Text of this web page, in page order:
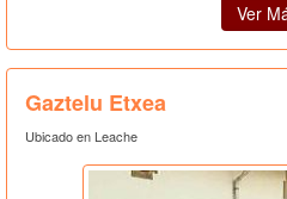
Ver
Gaztelu Etxea
Ubicado en Leache